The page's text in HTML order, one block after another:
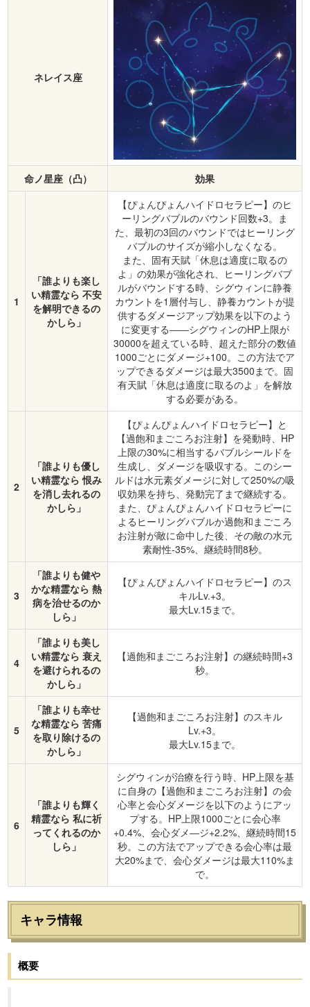
ネレイス座
命ノ星座（凸） 効果
1
「誰よりも楽し
い精霊なら 不安
を解明できるの
かしら」
【ぴょんぴょんハイドロセラピー】のヒ
ーリングバブルのバウンド回数+3。ま
た、最初の3回のバウンドではヒーリング
バブルのサイズが縮小しなくなる。
また、固有天賦「休息は適度に取るの
よ」の効果が強化され、ヒーリングバブ
ルがバウンドする時、シグウィンに静養
カウントを1層付与し、静養カウントが提
供するダメージアップ効果を以下のよう
に変更する――シグウィンのHP上限が
30000を超えている時、超えた部分の数値
1000ごとにダメージ+100。この方法でア
ップできるダメージは最大3500まで。固
有天賦「休息は適度に取るのよ」を解放
する必要がある。
2
「誰よりも優し
い精霊なら 恨み
を消し去れるの
かしら」
【ぴょんぴょんハイドロセラピー】と
【過飽和まごころお注射】を発動時、HP
上限の30%に相当するバブルシールドを
生成し、ダメージを吸収する。このシー
ルドは水元素ダメージに対して250%の吸
収効果を持ち、発動完了まで継続する。
また、ぴょんぴょんハイドロセラピーに
よるヒーリングバブルか過飽和まごころ
お注射が敵に命中した後、その敵の水元
素耐性-35%、継続時間8秒。
3
「誰よりも健や
かな精霊なら 熱
病を治せるのか
しら」
【ぴょんぴょんハイドロセラピー】のス
キルLv.+3。
最大Lv.15まで。
4
「誰よりも美し
い精霊なら 衰え
を避けられるの
かしら」
【過飽和まごころお注射】の継続時間+3
秒。
5
「誰よりも幸せ
な精霊なら 苦痛
を取り除けるの
かしら」
【過飽和まごころお注射】のスキル
Lv.+3。
最大Lv.15まで。
6
「誰よりも輝く
精霊なら 私に祈
ってくれるのか
しら」
シグウィンが治療を行う時、HP上限を基
に自身の【過飽和まごころお注射】の会
心率と会心ダメージを以下のようにアッ
プする。HP上限1000ごとに会心率
+0.4%、会心ダメ―ジ+2.2%、継続時間15
秒。この方法でアップできる会心率は最
大20%まで、会心ダメージは最大110%ま
で。
キャラ情報
概要